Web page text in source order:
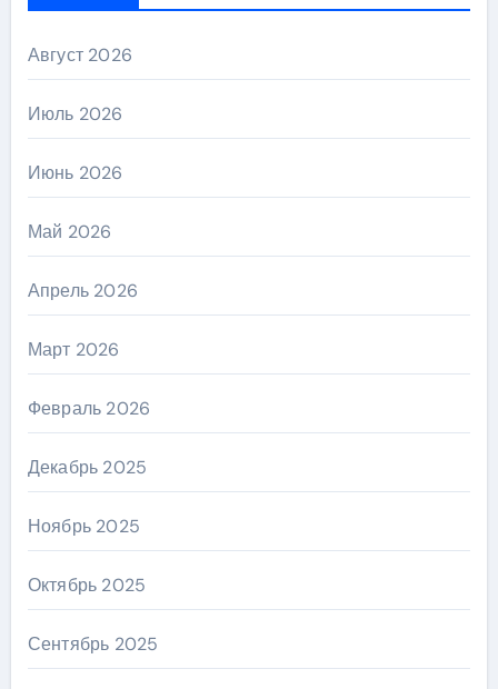
Август 2026
Июль 2026
Июнь 2026
Май 2026
Апрель 2026
Март 2026
Февраль 2026
Декабрь 2025
Ноябрь 2025
Октябрь 2025
Сентябрь 2025